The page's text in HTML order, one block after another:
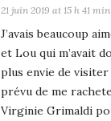
21 juin 2019 at 15 h 41 min
J’avais beaucoup
et Lou qui m’avait
plus envie de visiter
prévu de me
Virginie Grimaldi